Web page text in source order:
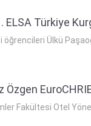
Türkiye
Ülkü
Özgen
Fakültesi Otel